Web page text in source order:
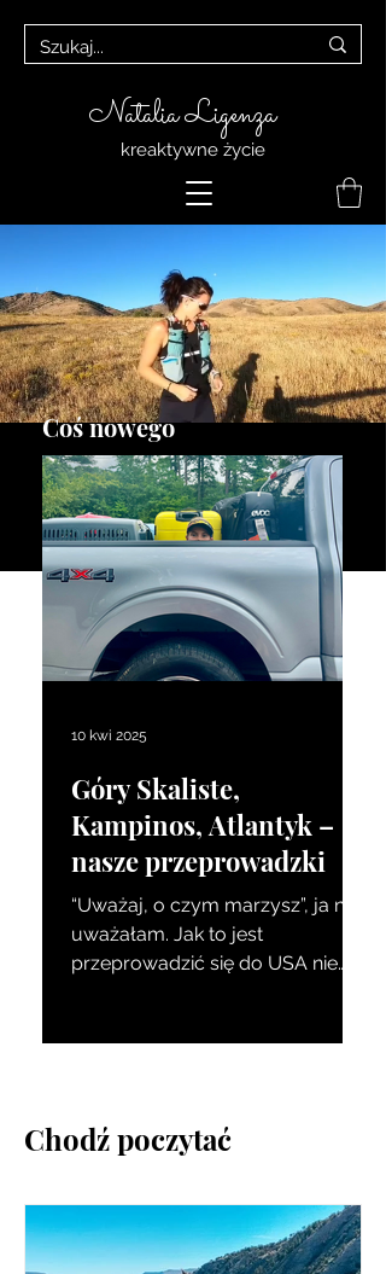
Natalia Ligenza
kreaktywne życie
Coś nowego
Góry Skaliste,
Kampinos, Atlantyk –
nasze przeprowadzki
“Uważaj, o czym marzysz”, ja nie
uważałam. Jak to jest
przeprowadzić się do USA nie
10 kwi 2025
Chodź poczytać